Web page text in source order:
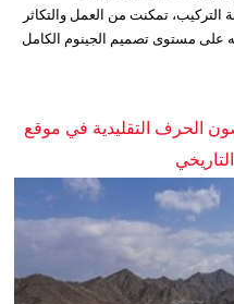
تمكنت من العمل والتكاثر
على مستوى تصميم الجينوم الكامل
الحرف التقليدية في موقع